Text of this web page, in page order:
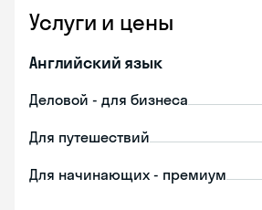
Услуги и цены
Английский язык
Деловой - для бизнеса
Для путешествий
Для начинающих - премиум